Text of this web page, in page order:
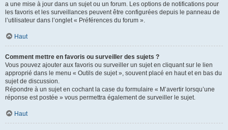
a une mise à jour dans un sujet ou un forum. Les options de notifications pour
les favoris et les surveillances peuvent être configurées depuis le panneau de
l’utilisateur dans l’onglet « Préférences du forum ».
Haut
Comment mettre en favoris ou surveiller des sujets ?
Vous pouvez ajouter aux favoris ou surveiller un sujet en cliquant sur le lien
approprié dans le menu « Outils de sujet », souvent placé en haut et en bas du
sujet de discussion.
Répondre à un sujet en cochant la case du formulaire « M’avertir lorsqu’une
réponse est postée » vous permettra également de surveiller le sujet.
Haut